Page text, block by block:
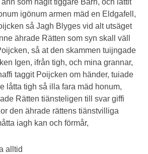
som någit tiggare Barn, och låttit
igönum armen mäd en Eldgafell,
så Jagh Blyges vid alt utsäget
ährade Rätten som syn skall väll
så at den skammen tuijngade
Igen, ifrån tigh, och mina grannar,
taggit Poijcken om händer, tuiade
låtta tigh så illa fara mäd honum,
Rätten tiänsteligen till svar giffi
den ährade rättens tiänstvilliga
iagh kan och förmår,
alltid